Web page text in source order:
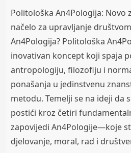
Politološka An4Pologija: Novo
načelo za upravljanje
An4Pologija? Politološka
inovativan koncept koji spaja
antropologiju, filozofiju i
ponašanja u jedinstvenu
metodu. Temelji se na ideji da
postići kroz četiri
zapovijedi An4Pologije—koje
djelovanje, moral, rad i